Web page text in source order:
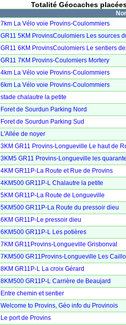
Totalité Géocaches
7km La Vélo voie Provins-Coulommiers
GR11 5KM ProvinsCoulomiers Les sources
GR11 6KM ProvinsCoulomiers Le sentiers
GR11 7KM Provins-Coulomiers Mortery
4km La Vélo voie Provins-Coulommiers
6km La Vélo voie Provins-Coulommiers
stade chalautre la petite
Foret de Sourdun Parking Nord
Foret de Sourdun Parking Sud
L'Allée de noyer
3KM GR11 Provins-Longueville Le haut de
3KM5 GR11 Provins-Longueville les
4KM GR11P-La Route et Rue de Provins
4KM500 GR11P-L Chalautre la petite
5KM GR11P-La Route de Longueville
5KM500 GR11P-La Route du pressoir dieu
6KM GR11P-Le pressoir dieu
6KM500 GR11P-L Les potières
7KM GR11Provins-Longueville Grisbonval
7KM500 GR11Provins-Longueville Les
8KM GR11P-L La croix Gérard
8KM500 GR11P-L Carrière de Beaujard
Entre chemin et sentier
Welcome to Provins, Géo info du Provinois
Le port de Provins